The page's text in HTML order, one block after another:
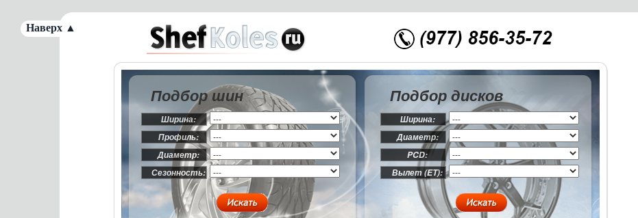
Подбор шин
Ширина:
Профиль:
Диаметр:
Сезонность:
Подбор дисков
Ширина:
Диаметр:
PCD:
Вылет (ET):
Наверх ▲